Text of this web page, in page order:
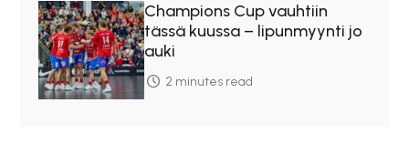
Champions Cup vauhtiin
tässä kuussa – lipunmyynti jo
auki
2 minutes read